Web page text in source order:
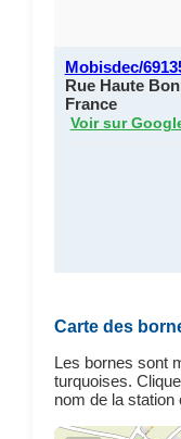
Mobisdec/
Rue Haute
France
Voir sur
Carte des
Les bornes sont
turquoises.
nom de la station